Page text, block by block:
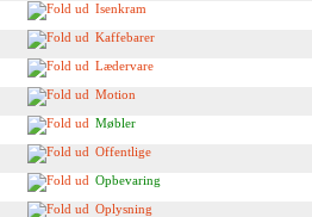
Isenkram
Kaffebarer
Lædervare
Motion
Møbler
Offentlige
Opbevaring
Oplysning